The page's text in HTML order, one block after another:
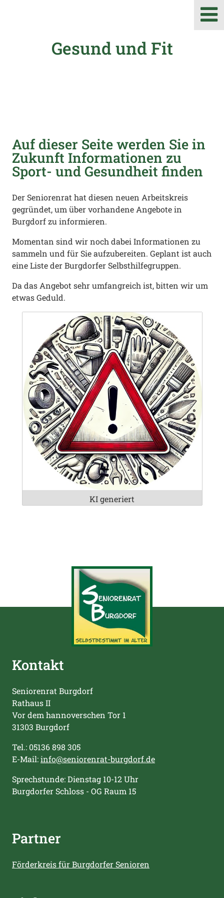
Gesund und Fit
Auf dieser Seite werden Sie in
Zukunft Informationen zu
Sport- und Gesundheit finden
Der Seniorenrat hat diesen neuen Arbeitskreis
gegründet, um über vorhandene Angebote in
Burgdorf zu informieren.
Momentan sind wir noch dabei Informationen zu
sammeln und für Sie aufzubereiten. Geplant ist auch
eine Liste der Burgdorfer Selbsthilfegruppen.
Da das Angebot sehr umfangreich ist, bitten wir um
etwas Geduld.
KI generiert
Kontakt
Seniorenrat Burgdorf
Rathaus II
Vor dem hannoverschen Tor 1
31303 Burgdorf
Tel.: 05136 898 305
E-Mail:info@seniorenrat-burgdorf.de
Sprechstunde: Dienstag 10-12 Uhr
Burgdorfer Schloss - OG Raum 15
Partner
Förderkreis für Burgdorfer Senioren